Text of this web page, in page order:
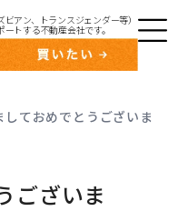
アン、トランスジェンダー等）
トする不動産会社です。
しておめでとうございま
ございま